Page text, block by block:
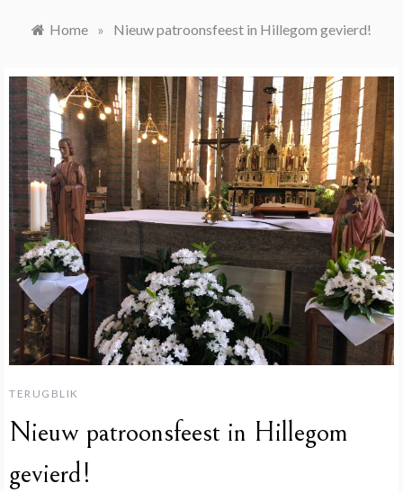
Home » Nieuw patroonsfeest in Hillegom gevierd!
TERUGBLIK
Nieuw patroonsfeest in Hillegom
gevierd!